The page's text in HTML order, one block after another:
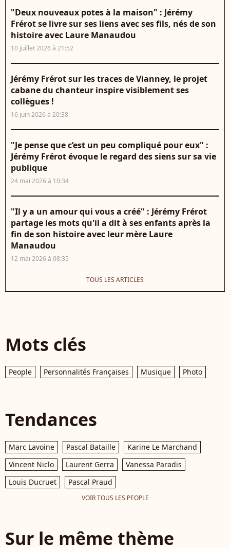
"Deux nouveaux potes à la maison" : Jérémy
Frérot se livre sur ses liens avec ses fils, nés de son
histoire avec Laure Manaudou
10 juillet 2026 à 21:52
Jérémy Frérot sur les traces de Vianney, le projet
cabane du chanteur inspire visiblement ses
collègues !
16 juin 2026 à 20:38
"Je pense que c’est un peu compliqué pour eux" :
Jérémy Frérot évoque le regard des siens sur sa vie
publique
24 mai 2026 à 10:34
"Il y a un amour qui vous a créé" : Jérémy Frérot
partage les mots qu'il a dit à ses enfants après la
fin de son histoire avec leur mère Laure
Manaudou
12 mai 2026 à 08:35
TOUS LES ARTICLES
Mots clés
People Personnalités Françaises Musique Photo
Tendances
Marc Lavoine Pascal Bataille
Karine Le Marchand
Vincent Niclo
Laurent Gerra
Vanessa Paradis
Louis Ducruet
Pascal Praud
VOIR TOUS LES PEOPLE
Sur le même thème